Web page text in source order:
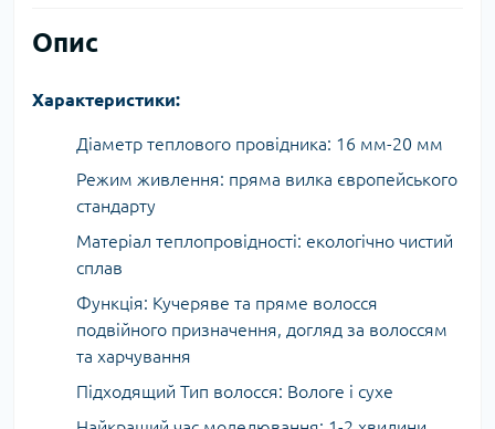
Опис
Характеристики:
Діаметр теплового провідника: 16 мм-20 мм
Режим живлення: пряма вилка європейського
стандарту
Матеріал теплопровідності: екологічно чистий
сплав
Функція: Кучеряве та пряме волосся
подвійного призначення, догляд за волоссям
та харчування
Підходящий Тип волосся: Вологе і сухе